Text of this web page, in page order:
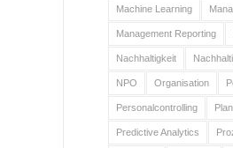
Machine Learning
Management Reporting
Nachhaltigkeit
NPO Organisation
Personalcontrolling
Predictive Analytics